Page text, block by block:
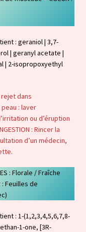
: geraniol | 3,7-
| geranyl acetate |
| 2-isopropoxyethyl
dans
: laver
ou d’éruption
: Rincer la
d’un médecin,
: Florale / Fraîche
: Feuilles de
: 1-(1,2,3,4,5,6,7,8-
1-one, [3R-